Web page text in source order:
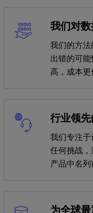
我们对
我们的方
出错的可
高，成本更
行业领
我们专注
任何挑战
产品中名列
为全球